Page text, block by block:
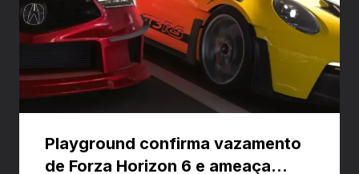
Playground confirma vazamento
de Forza Horizon 6 e ameaça